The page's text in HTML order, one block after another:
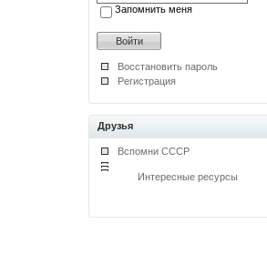
Запомнить меня
Восстановить пароль
Регистрация
Друзья
Вспомни СССР
Интересные ресурсы